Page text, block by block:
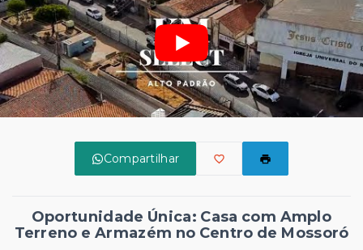
Compartilhar
Oportunidade Única: Casa com Amplo
Terreno e Armazém no Centro de Mossoró